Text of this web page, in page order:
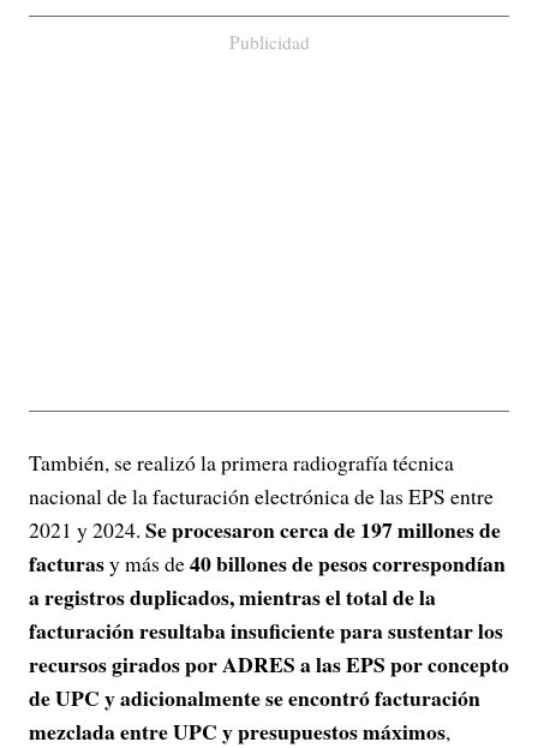
Publicidad
También, se realizó la primera radiografía técnica
nacional de la facturación electrónica de las EPS entre
2021 y 2024. Se procesaron cerca de 197 millones de
facturasy más de40 billones de pesos correspondían
a registros duplicados, mientras el total de la
facturación resultaba insuficiente para sustentar los
recursos girados por ADRES a las EPS por concepto
de UPC y adicionalmente se encontró facturación
mezclada entre UPC y presupuestos máximos,